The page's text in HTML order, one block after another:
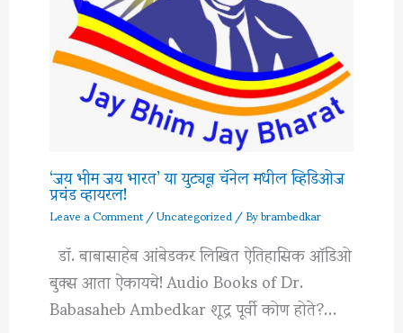
‘जय भीम जय भारत’ या युट्यूब चॅनेल मधील व्हिडिओज
प्रचंड व्हायरल!
Leave a Comment/Uncategorized/ Bybrambedkar
डॉ. बाबासाहेब आंबेडकर लिखित ऐतिहासिक ऑडिओ
बुक्स आता ऐकायचे! Audio Books of Dr.
Babasaheb Ambedkar शूद्र पूर्वी कोण होते?…